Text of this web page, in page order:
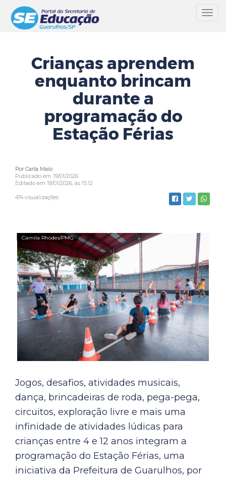
Crianças aprendem
enquanto brincam
durante a
programação do
Estação Férias
Por Carla Maio
Publicado em 19/01/2026
Editado em 19/01/2026, às 15:12
474 visualizações
Jogos, desafios, atividades musicais,
dança, brincadeiras de roda, pega-pega,
circuitos, exploração livre e mais uma
infinidade de atividades lúdicas para
crianças entre 4 e 12 anos integram a
programação do Estação Férias, uma
iniciativa da Prefeitura de Guarulhos, por